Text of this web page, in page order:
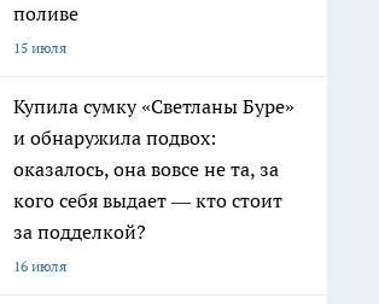
поливе
15 июля
Купила сумку «Светланы Буре»
и обнаружила подвох:
оказалось, она вовсе не та, за
кого себя выдает — кто стоит
за подделкой?
16 июля